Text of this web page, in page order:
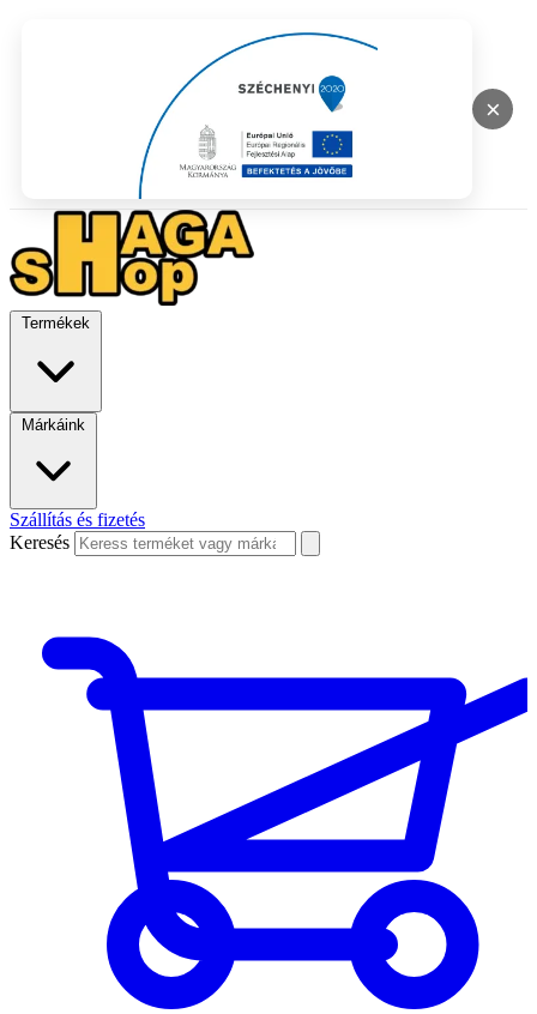
×
Termékek
Márkáink
Szállítás és fizetés
Keresés